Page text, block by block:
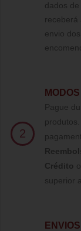
dados
receberá
envio
2
Pague
Crédito
superior